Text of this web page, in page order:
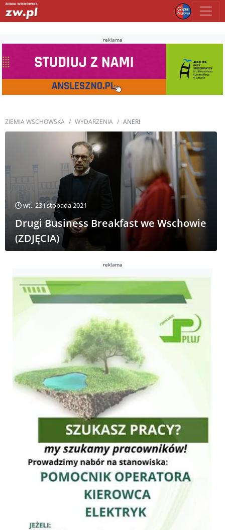
reklama
ZIEMIA WSCHOWSKA WYDARZENIA ANERI
wt., 23 listopada 2021
Drugi Business Breakfast we Wschowie
(ZDJĘCIA)
reklama